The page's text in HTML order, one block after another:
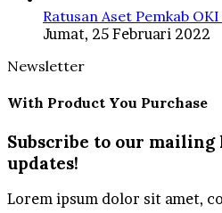
Ratusan Aset Pemkab
Jumat, 25 Februari 2022
Newsletter
With Product You Purchase
Subscribe to our
updates!
Lorem ipsum dolor sit amet,